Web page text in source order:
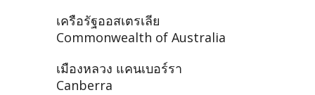
เครือรัฐออสเตรเลีย
Commonwealth of Australia
เมืองหลวง แคนเบอร์รา
Canberra